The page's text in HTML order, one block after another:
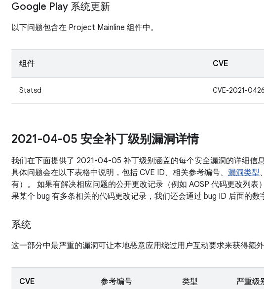
Google Play 系统更新
以下问题包含在 Project Mainline 组件中。
组件 CVE
Statsd CVE-2021-
2021-04-05 安全补丁级别漏洞详情
我们在下面提供了 2021-04-05 补丁级别涵盖的每个安全漏洞的详细信
具体问题会在以下表格中说明，包括 CVE ID、相关参考编号、 漏洞类型、
有）。 如果有解决相应问题的公开更改记录（例如 AOSP 代码更改列表
果某个 bug 有多条相关的代码更改记录，我们还会通过 bug ID 后面的数
系统
这一部分中最严重的漏洞可让本地恶意应用绕过用户互动要求来获得额外
CVE 参考编号 类型 严重级